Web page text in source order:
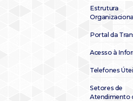
Estrutura
Organizacional
Portal da
Acesso à
Telefones
Setores de
Atendimento